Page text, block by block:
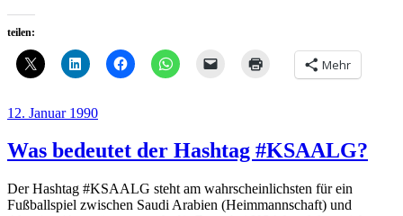
teilen:
Mehr
Veröffentlicht
12. Januar 1990
Was bedeutet der Hashtag #KSAALG?
Der Hashtag #KSAALG steht am wahrscheinlichsten für ein
Fußballspiel zwischen Saudi Arabien (Heimmannschaft) und